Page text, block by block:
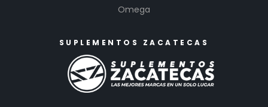
Omega
SUPLEMENTOS ZACATECAS